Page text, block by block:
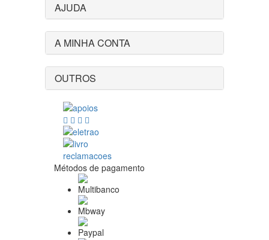
AJUDA
A MINHA CONTA
OUTROS
Métodos de pagamento